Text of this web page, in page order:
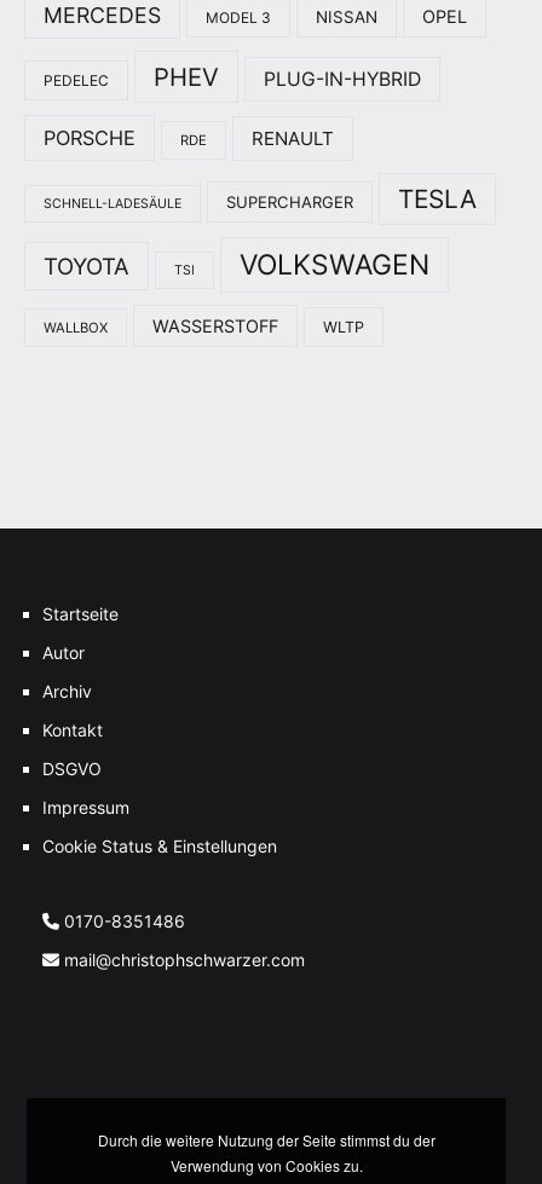
MERCEDES MODEL 3 NISSAN OPEL
PEDELEC PHEV PLUG-IN-HYBRID
PORSCHE RDE RENAULT
SCHNELL-LADESÄULE SUPERCHARGER TESLA
TOYOTA TSI VOLKSWAGEN
WALLBOX WASSERSTOFF WLTP
Startseite
Autor
Archiv
Kontakt
DSGVO
Impressum
Cookie Status & Einstellungen
0170-8351486
mail@christophschwarzer.com
Durch die weitere Nutzung der Seite stimmst du der
Verwendung von Cookies zu.